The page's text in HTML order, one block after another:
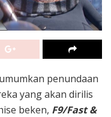
penundaan
yang akan dirilis
beken, F9/Fast &